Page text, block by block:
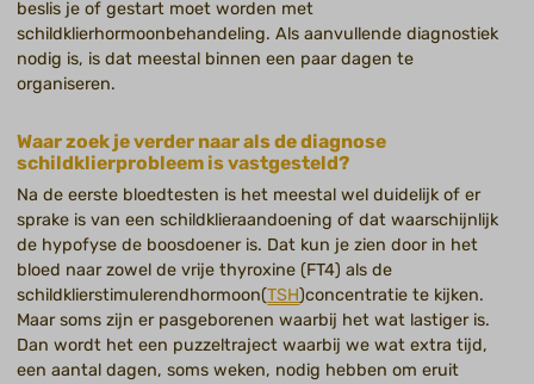
beslis je of gestart moet worden met
schildklierhormoonbehandeling. Als aanvullende diagnostiek
nodig is, is dat meestal binnen een paar dagen te
organiseren.
Waar zoek je verder naar als de diagnose
schildklierprobleem is vastgesteld?
Na de eerste bloedtesten is het meestal wel duidelijk of er
sprake is van een schildklieraandoening of dat waarschijnlijk
de hypofyse de boosdoener is. Dat kun je zien door in het
bloed naar zowel de vrije thyroxine (FT4) als de
schildklierstimulerendhormoon(TSH)concentratie te kijken.
Maar soms zijn er pasgeborenen waarbij het wat lastiger is.
Dan wordt het een puzzeltraject waarbij we wat extra tijd,
een aantal dagen, soms weken, nodig hebben om eruit